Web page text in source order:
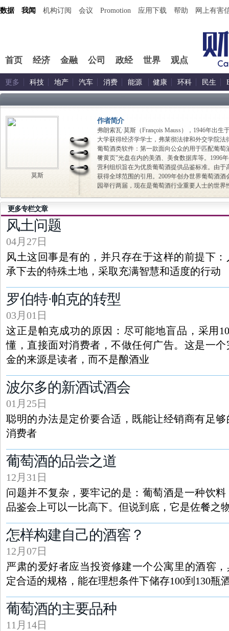
数据 我闻 机构订阅 会议 Promotion 应用下载 帮助 网上有害
首页 经济 金融 公司 政经 世界 观点
更多 科技 地产 汽车 消费 能源 健康 环科 民生
莫斯
作者简介
弗朗索瓦·莫斯（François Mauss），1946年出
大学获得经济学学士，弗莱彻法律和外交学院
葡萄酒类软件：第一款面向公众的用于匹配葡
餮黄页”光盘在内的美酒、美食数据库等。1996
营利组织旨在为优质葡萄酒提供品鉴标准。由
获得全球范围的引用。2009年创办世界葡萄酒
园举行两届，现在是葡萄酒行业重要人士的世界
更多专栏文章
风土问题
04月27日
风土这回事是有的，并只存在于这样的前提下
承下去的特殊土地，采取充满智慧和适度的行动
罗伯特·帕克的转型
03月01日
这正是帕克成功的原因：尽可能地盲品，采用
懂，直接面对消费者，不做任何广告。这是一
金的来源是读者，而不是酿酒业
波尔多的新酒试酒会
01月25日
聪明的办法是定价要合适，既能让经销商有足
消费者
葡萄酒的品尝之道
12月31日
问题并不复杂，要牢记的是：葡萄酒是一种饮
品鉴会上可以一比高下。但说到底，它是佐餐之
怎样构建自己的酒窖？
12月07日
严肃的爱好者应当投资修建一个公寓里的酒窖
定合适的规格，能在理想条件下储存100到130瓶
葡萄酒的主要品种
11月14日